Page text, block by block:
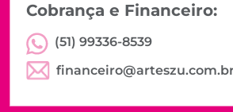
Cobrança e Financeiro:
(51) 99336-8539